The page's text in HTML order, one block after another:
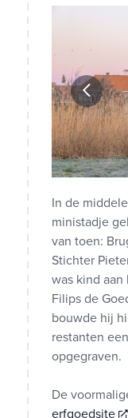
In de
ministadje
van toen:
Stichter
was kind
Filips de
bouwde hij
restanten
opgegraven.
De
erfgoedsite